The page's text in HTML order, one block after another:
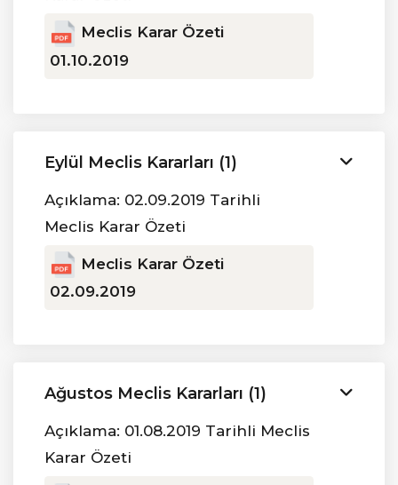
Meclis Karar Özeti
01.10.2019
Eylül Meclis Kararları (1)
Açıklama: 02.09.2019 Tarihli
Meclis Karar Özeti
Meclis Karar Özeti
02.09.2019
Ağustos Meclis Kararları (1)
Açıklama: 01.08.2019 Tarihli Meclis
Karar Özeti